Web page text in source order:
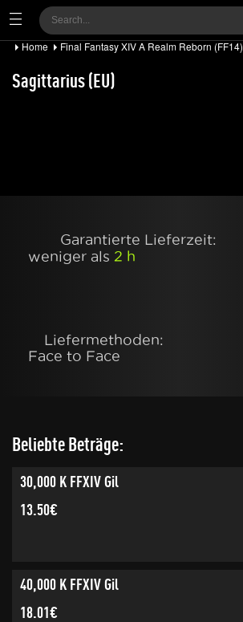
Home Final Fantasy XIV A Realm Reborn (FF14)
Sagittarius (EU)
Garantierte Lieferzeit:
weniger als 2 h
Liefermethoden:
Face to Face
Beliebte Beträge:
30,000 K FFXIV Gil
13.50€
40,000 K FFXIV Gil
18.01€